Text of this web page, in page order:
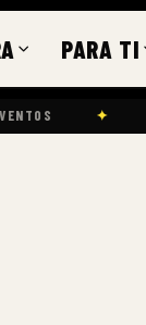
PARA TI
CLOSING!